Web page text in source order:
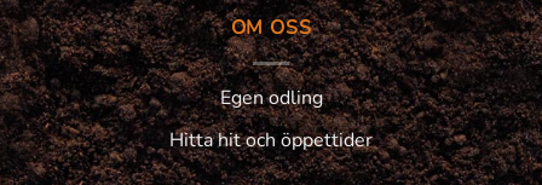
OM OSS
Egen odling
Hitta hit och öppettider